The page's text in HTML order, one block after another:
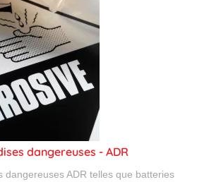
dangereuses - ADR
dangereuses ADR telles que batteries